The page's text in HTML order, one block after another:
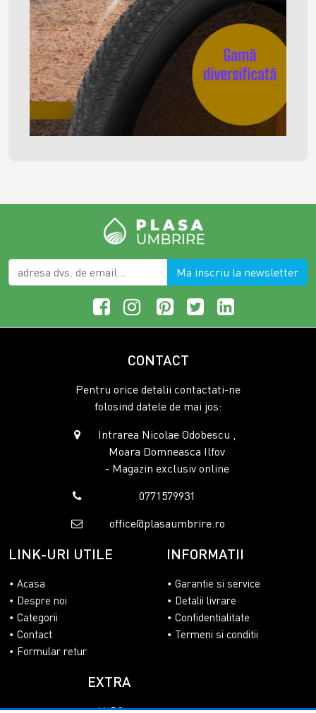
Ma inscriu la newsletter
CONTACT
Pentru orice detalii contactati-ne
folosind datele de mai jos:
Intrarea Nicolae Odobescu ,
Moara Domneasca Ilfov
- Magazin exclusiv online
0771579931
office@plasaumbrire.ro
LINK-URI UTILE
Acasa
Despre noi
Categorii
Contact
Formular retur
INFORMATII
Garantie si service
Detalii livrare
Confidentialitate
Termeni si conditii
EXTRA